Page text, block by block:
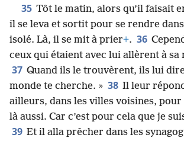
35 Tôt le matin, alors qu’il faisait
il se leva et sortit pour se rendre
isolé. Là, il se mit à prier+. 36
ceux qui étaient avec lui allèrent à sa
37 Quand ils le trouvèrent, ils lui
monde te cherche. » 38 Il leur
ailleurs, dans les villes voisines, pour
là aussi. Car c’est pour cela que je
39 Et il alla prêcher dans les